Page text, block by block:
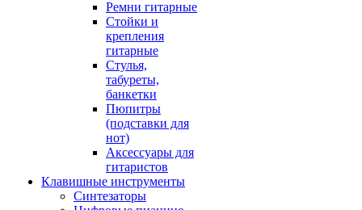
Ремни гитарные
Стойки и
крепления
гитарные
Стулья,
табуреты,
банкетки
Пюпитры
(подставки для
нот)
Аксессуары для
гитаристов
Клавишные инструменты
Синтезаторы